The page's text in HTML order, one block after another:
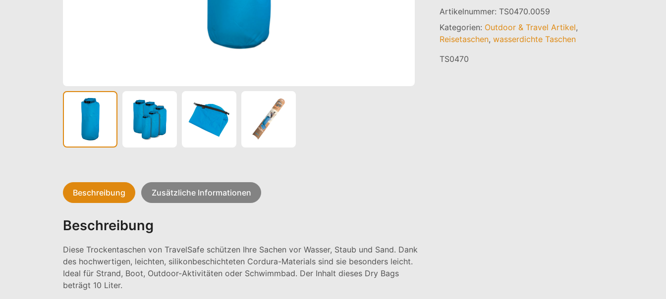
Artikelnummer: TS0470.0059
Kategorien: Outdoor & Travel Artikel,
Reisetaschen, wasserdichte Taschen
TS0470
Beschreibung Zusätzliche Informationen
Beschreibung
Diese Trockentaschen von TravelSafe schützen Ihre Sachen vor Wasser, Staub und Sand. Dank
des hochwertigen, leichten, silikonbeschichteten Cordura-Materials sind sie besonders leicht.
Ideal für Strand, Boot, Outdoor-Aktivitäten oder Schwimmbad. Der Inhalt dieses Dry Bags
beträgt 10 Liter.